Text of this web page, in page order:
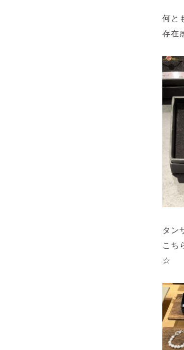
何と
存在
タン
こち
☆